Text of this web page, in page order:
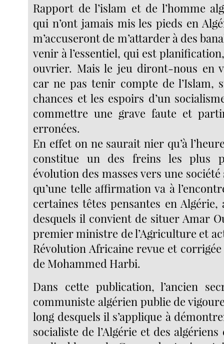
Rapport de l’islam et de l’homme
qui n’ont jamais mis les pieds en
m’accuseront de m’attarder à des
venir à l’essentiel, qui est
ouvrier. Mais le jeu diront-nous en
car ne pas tenir compte de l’Islam,
chances et les espoirs d’un
commettre une grave faute et
erronées.
En effet on ne saurait nier qu’à
constitue un des freins les plus
évolution des masses vers une société
qu’une telle affirmation va à
certaines têtes pensantes en
desquels il convient de situer Amar
premier ministre de l’Agriculture et
Révolution Africaine revue et
de Mohammed Harbi.
Dans cette publication, l’ancien
communiste algérien publie de
long desquels il s’applique à
socialiste de l’Algérie et des